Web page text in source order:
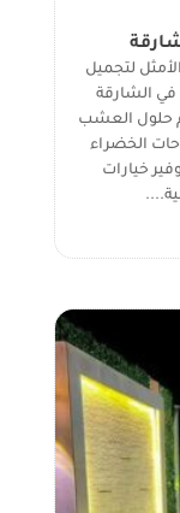
لتجميل
الشارقة
حلول العشب
الخضراء
خيارات